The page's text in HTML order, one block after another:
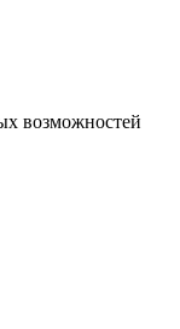
возможностей